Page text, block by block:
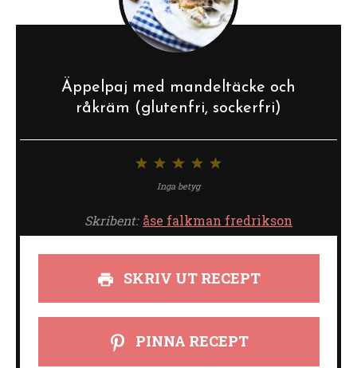
Äppelpaj med mandeltäcke och
råkräm (glutenfri, sockerfri)
4
3
stjärnor
stjärnor
stjärna
Inga betyg
Skribent: åse falkman fredrikson
SKRIV UT RECEPT
PINNA RECEPT